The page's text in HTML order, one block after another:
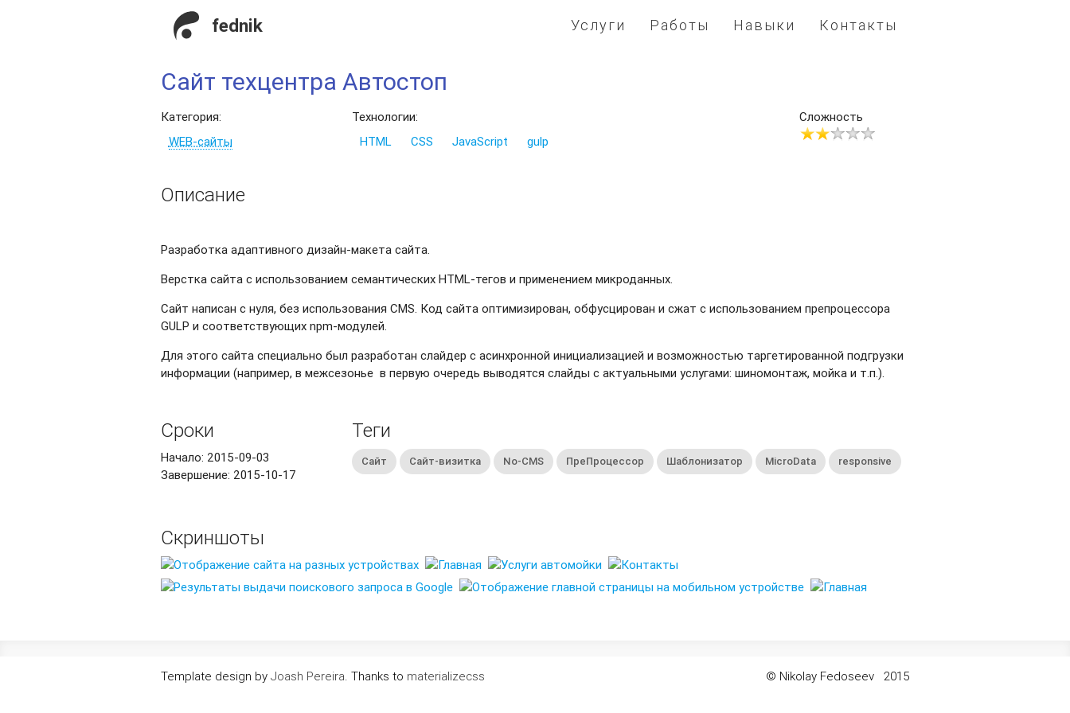
fednik Услуги Работы Навыки Контакты
Сайт техцентра Автостоп
Категория:
WEB-сайты
Технологии:
HTML
CSS JavaScript gulp
Сложность
Описание
Разработка адаптивного дизайн-макета сайта.
Верстка сайта с использованием семантических HTML-тегов и применением микроданных.
Сайт написан с нуля, без использования CMS. Код сайта оптимизирован, обфусцирован и сжат с использованием препроцессора
GULP и соответствующих npm-модулей.
Для этого сайта специально был разработан слайдер с асинхронной инициализацией и возможностью таргетированной подгрузки
информации (например, в межсезонье в первую очередь выводятся слайды с актуальными услугами: шиномонтаж, мойка и т.п.).
Сроки
Начало: 2015-09-03
Завершение: 2015-10-17
Теги
Сайт Сайт-визитка No-CMS ПреПроцессор Шаблонизатор MicroData responsive
Скриншоты
Template design by Joash Pereira. Thanks to materializecss © Nikolay Fedoseev 2015